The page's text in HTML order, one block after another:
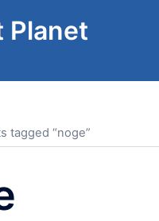
Planet
tagged “noge”